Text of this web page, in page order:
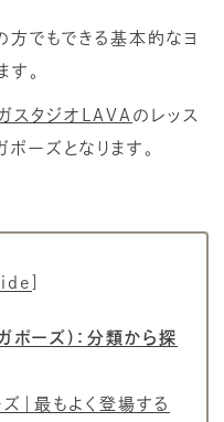
方でもできる基本的なヨ
。
スタジオLAVA のレッス
ーズとなります。
ポーズ)：分類から探
｜最もよく登場する